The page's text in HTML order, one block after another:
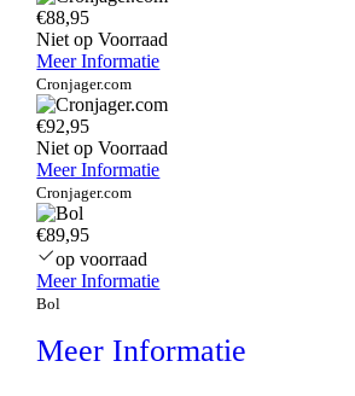
€88,95
Niet op Voorraad
Meer Informatie
Cronjager.com
€92,95
Niet op Voorraad
Meer Informatie
Cronjager.com
€89,95
op voorraad
Meer Informatie
Bol
Meer Informatie